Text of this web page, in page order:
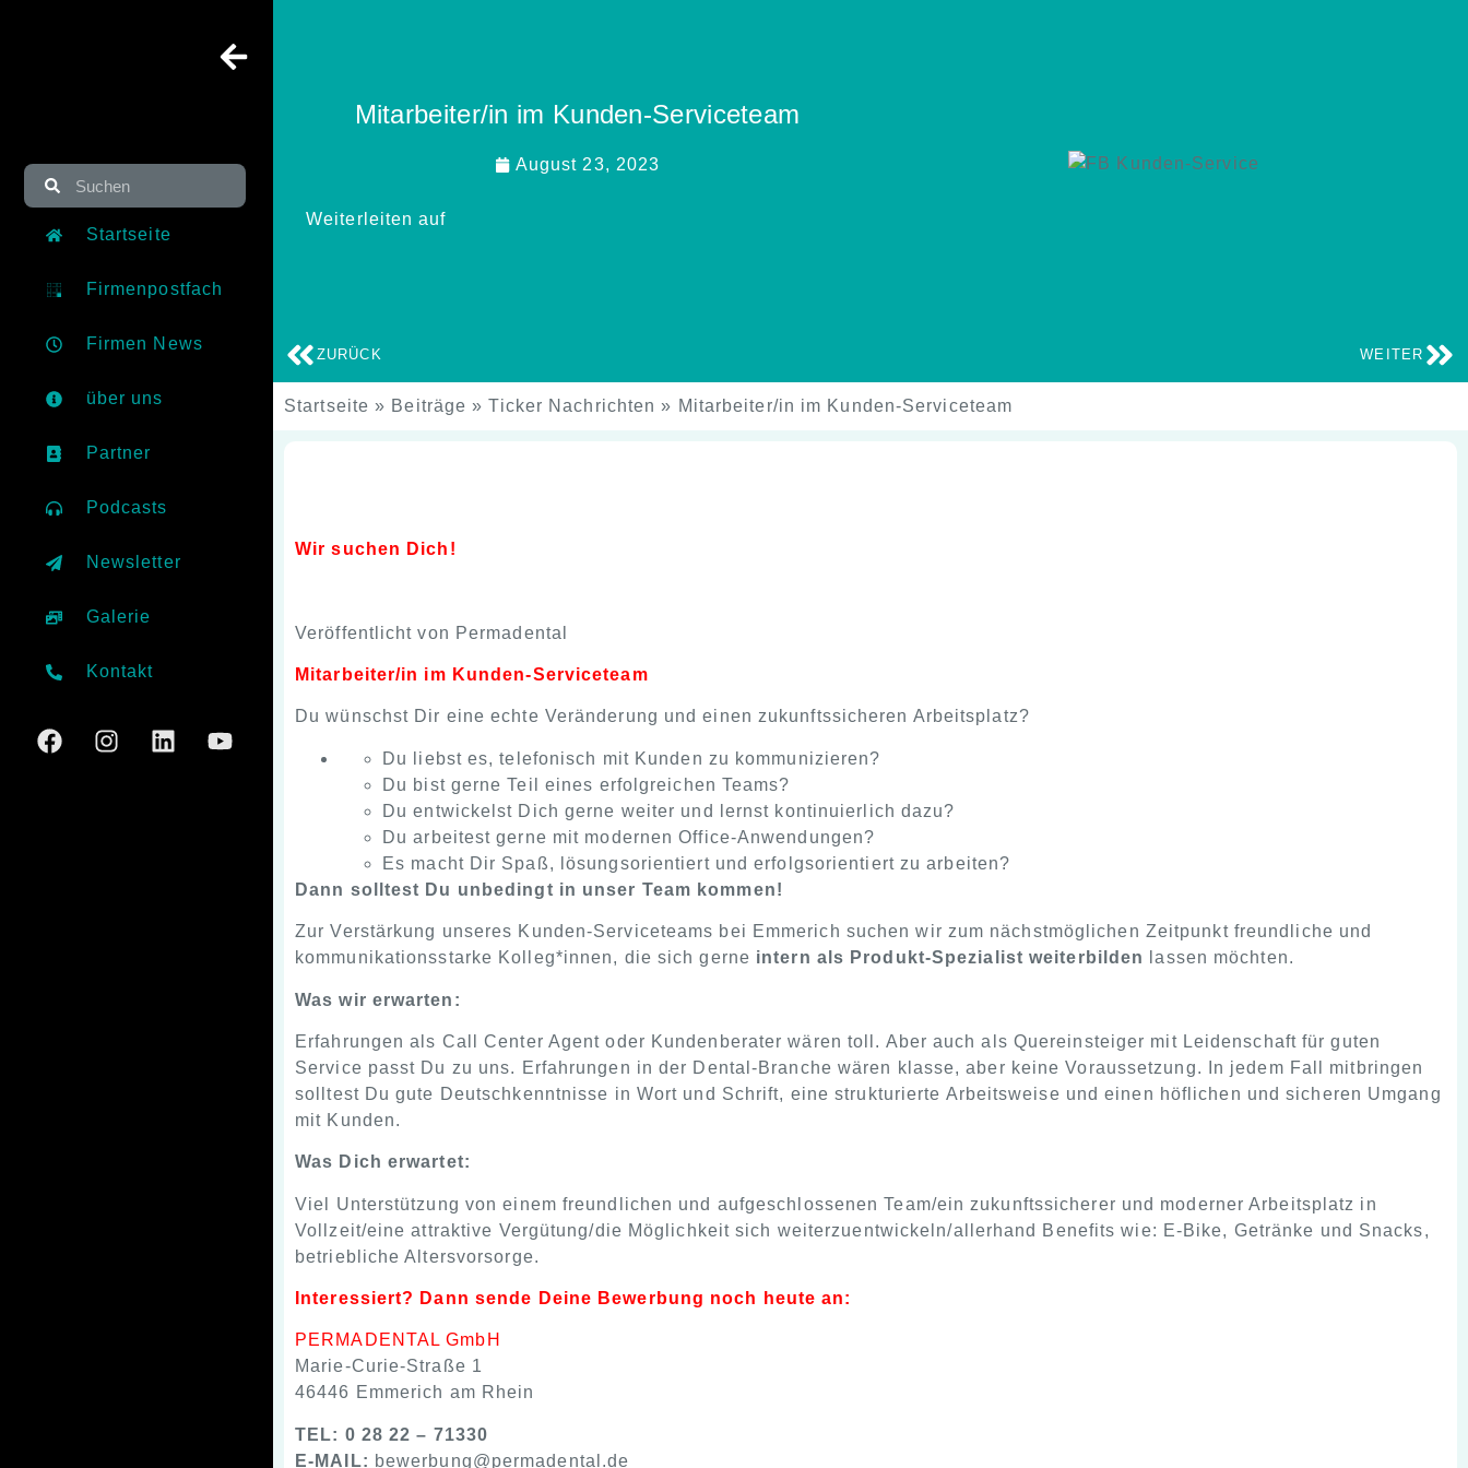
Startseite
Firmenpostfach
Firmen News
über uns
Partner
Podcasts
Newsletter
Galerie
Kontakt
Mitarbeiter/in im Kunden-Serviceteam
August 23, 2023
Weiterleiten auf
ZURÜCK WEITER
Startseite » Beiträge »Ticker Nachrichten » Mitarbeiter/in im Kunden-Serviceteam
Wir suchen Dich!
Veröffentlicht von Permadental
Mitarbeiter/in im Kunden-Serviceteam
Du wünschst Dir eine echte Veränderung und einen zukunftssicheren Arbeitsplatz?
Du liebst es, telefonisch mit Kunden zu kommunizieren?
Du bist gerne Teil eines erfolgreichen Teams?
Du entwickelst Dich gerne weiter und lernst kontinuierlich dazu?
Du arbeitest gerne mit modernen Office-Anwendungen?
Es macht Dir Spaß, lösungsorientiert und erfolgsorientiert zu arbeiten?
Dann solltest Du unbedingt in unser Team kommen!
Zur Verstärkung unseres Kunden-Serviceteams bei Emmerich suchen wir zum nächstmöglichen Zeitpunkt freundliche und
kommunikationsstarke Kolleg*innen, die sich gerne intern als Produkt-Spezialist weiterbilden lassen möchten.
Was wir erwarten:
Erfahrungen als Call Center Agent oder Kundenberater wären toll. Aber auch als Quereinsteiger mit Leidenschaft für guten
Service passt Du zu uns. Erfahrungen in der Dental-Branche wären klasse, aber keine Voraussetzung. In jedem Fall mitbringen
solltest Du gute Deutschkenntnisse in Wort und Schrift, eine strukturierte Arbeitsweise und einen höflichen und sicheren Umgang
mit Kunden.
Was Dich erwartet:
Viel Unterstützung von einem freundlichen und aufgeschlossenen Team/ein zukunftssicherer und moderner Arbeitsplatz in
Vollzeit/eine attraktive Vergütung/die Möglichkeit sich weiterzuentwickeln/allerhand Benefits wie: E-Bike, Getränke und Snacks,
betriebliche Altersvorsorge.
Interessiert? Dann sende Deine Bewerbung noch heute an:
PERMADENTAL GmbH
Marie-Curie-Straße 1
46446 Emmerich am Rhein
TEL: 0 28 22 – 71330
E-MAIL: bewerbung@permadental.de